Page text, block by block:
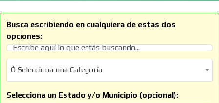
Busca escribiendo en cualquiera de estas dos
opciones:
Ó Selecciona una Categoría
Ó Selecciona una Categoría
Selecciona un Estado y/o Municipio (opcional):